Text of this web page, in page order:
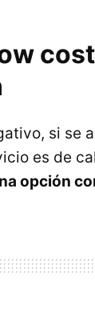
si se
es de
opción